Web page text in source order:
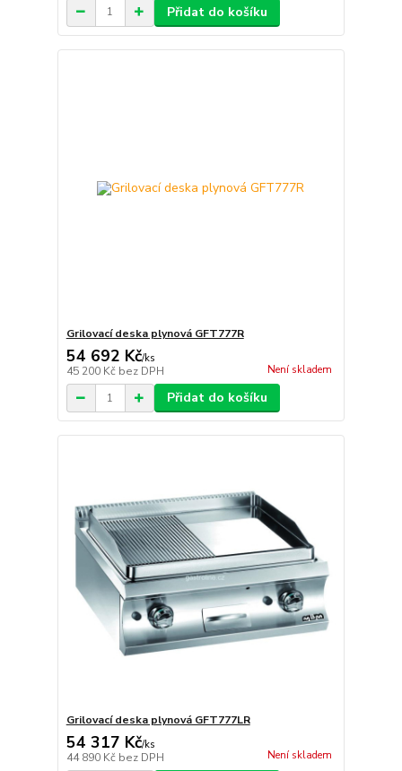
Přidat do košíku
Grilovací deska plynová GFT777R
54 692 Kč/ks
45 200 Kč bez DPH Není skladem
Přidat do košíku
Grilovací deska plynová GFT777LR
54 317 Kč/ks
44 890 Kč bez DPH Není skladem